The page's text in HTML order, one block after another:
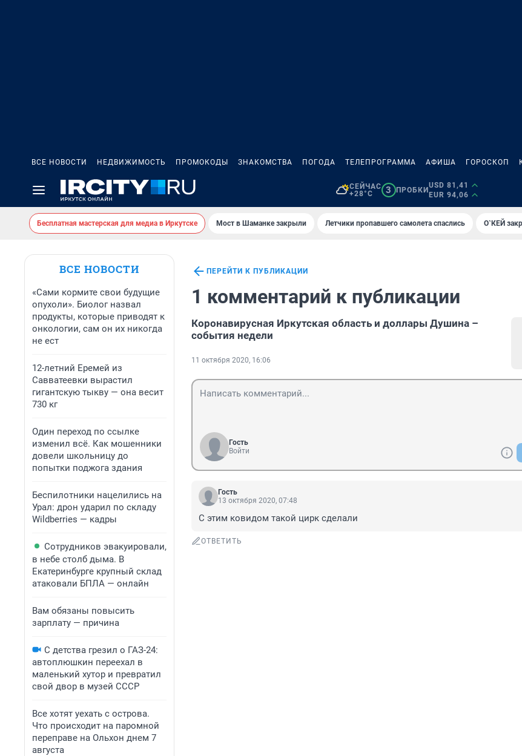
ВСЕ НОВОСТИ НЕДВИЖИМОСТЬ ПРОМОКОДЫ ЗНАКОМСТВА ПОГОДА ТЕЛЕПРОГРАММА АФИША ГОРОСКОП
СЕЙЧАС
+28°C
3 ПРОБКИ
USD 81,41
EUR 94,06
Бесплатная мастерская для медиа в Иркутске Мост в Шаманке закрыли Летчики пропавшего самолета спаслись О`КЕЙ
ВСЕ НОВОСТИ
«Сами кормите свои будущие
опухоли». Биолог назвал
продукты, которые приводят к
онкологии, сам он их никогда
не ест
12-летний Еремей из
Савватеевки вырастил
гигантскую тыкву — она весит
730 кг
Один переход по ссылке
изменил всё. Как мошенники
довели школьницу до
попытки поджога здания
Беспилотники нацелились на
Урал: дрон ударил по складу
Wildberries — кадры
Сотрудников эвакуировали,
в небе столб дыма. В
Екатеринбурге крупный склад
атаковали БПЛА — онлайн
Вам обязаны повысить
зарплату — причина
С детства грезил о ГАЗ-24:
автоплюшкин переехал в
маленький хутор и превратил
свой двор в музей СССР
Все хотят уехать с острова.
Что происходит на паромной
переправе на Ольхон днем 7
августа
ПЕРЕЙТИ К ПУБЛИКАЦИИ
1 комментарий к публикации
Коронавирусная Иркутская область и доллары Душина –
события недели
11 октября 2020, 16:06
Гость
Войти
Гость
13 октября 2020, 07:48
С этим ковидом такой цирк сделали
ОТВЕТИТЬ